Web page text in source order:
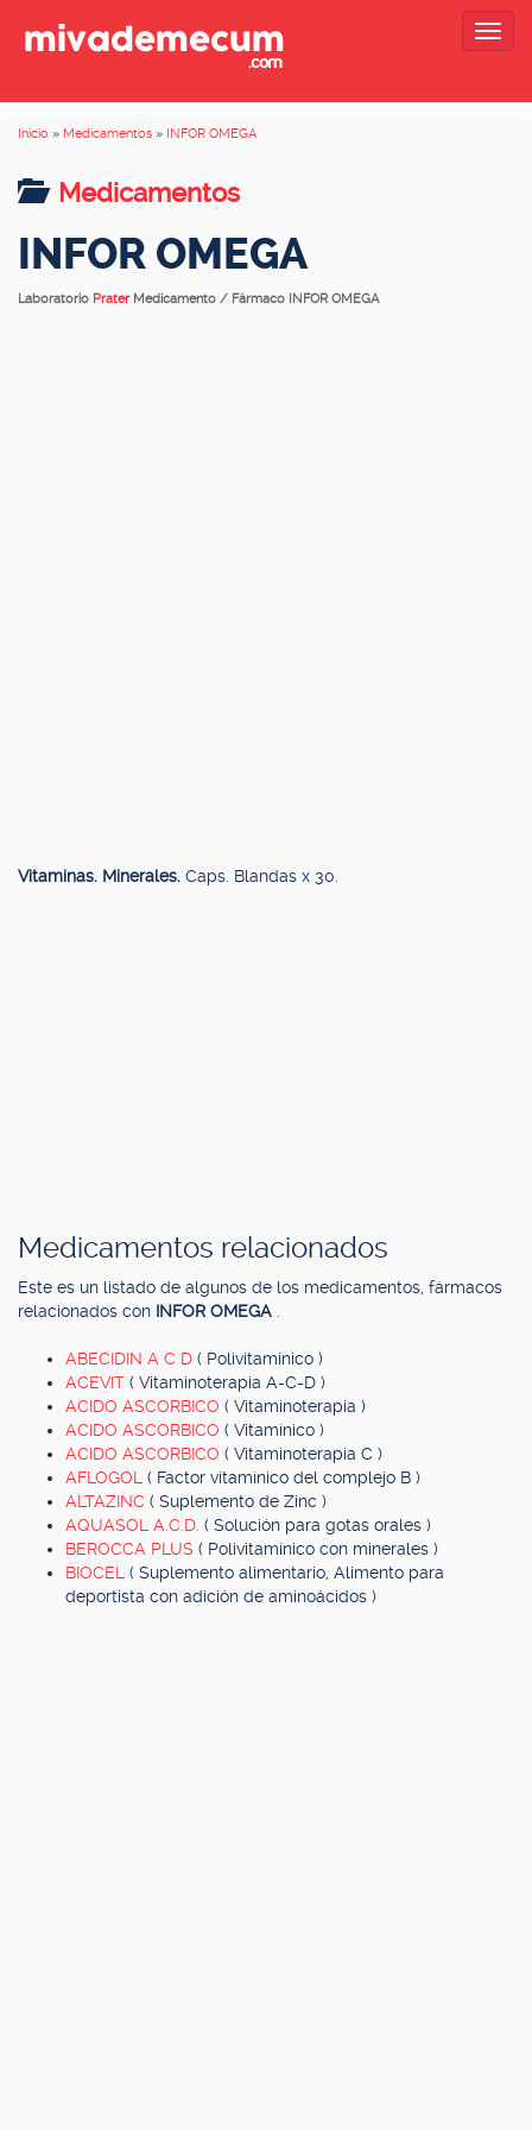
Inicio » Medicamentos » INFOR OMEGA
Medicamentos
INFOR OMEGA
Laboratorio Prater Medicamento / Fármaco INFOR OMEGA
Vitaminas. Minerales. Caps. Blandas x 30.
Medicamentos relacionados
Este es un listado de algunos de los medicamentos, fármacos
relacionados con INFOR OMEGA
ABECIDIN A C D ( Polivitamínico )
ACEVIT ( Vitaminoterapia A-C-D )
ACIDO ASCORBICO ( Vitaminoterapia )
ACIDO ASCORBICO ( Vitamínico )
ACIDO ASCORBICO ( Vitaminoterapia C )
AFLOGOL ( Factor vitamínico del complejo B )
ALTAZINC ( Suplemento de Zinc )
AQUASOL A.C.D. ( Solución para gotas orales )
BEROCCA PLUS ( Polivitamínico con minerales )
BIOCEL ( Suplemento alimentario, Alimento para
deportista con adición de aminoácidos )